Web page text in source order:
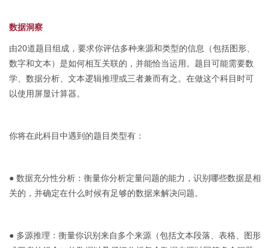
数据洞察
由20道题目组成，要求你评估多种来源和类型的信息（包括图形、
数字和文本）是如何相互关联的，并能恰当运用。题目可能需要数
学、数据分析、文本逻辑推理或三者兼而有之。在做这个科目时可
以使用屏显计算器。
你将在此科目中遇到的题目类型有：
● 数据充分性分析：衡量你分析定量问题的能力，识别哪些数据是相
关的，并确定在什么时候有足够的数据来解决问题。
● 多源推理：衡量你识别来自多个来源（包括文本段落、表格、图形